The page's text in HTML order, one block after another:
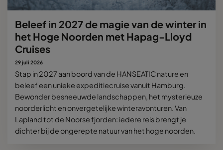
Beleef in 2027 de magie van de winter in
het Hoge Noorden met Hapag-Lloyd
Cruises
29 juli 2026
Stap in 2027 aan boord van de HANSEATIC nature en
beleef een unieke expeditiecruise vanuit Hamburg.
Bewonder besneeuwde landschappen, het mysterieuze
noorderlicht en onvergetelijke winteravonturen. Van
Lapland tot de Noorse fjorden: iedere reis brengt je
dichter bij de ongerepte natuur van het hoge noorden.